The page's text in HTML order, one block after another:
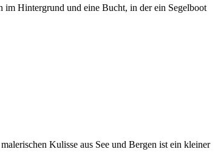
Hintergrund und eine Bucht, in der ein Segelboot
Kulisse aus See und Bergen ist ein kleiner